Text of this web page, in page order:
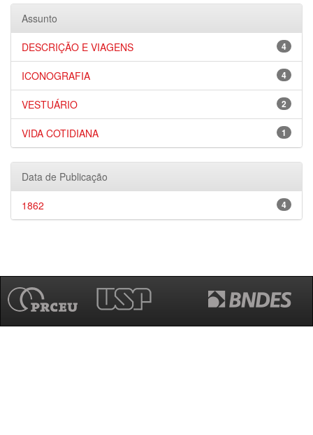
Assunto
4
DESCRIÇÃO E VIAGENS
4
ICONOGRAFIA
2
VESTUÁRIO
1
VIDA COTIDIANA
Data de Publicação
4
1862